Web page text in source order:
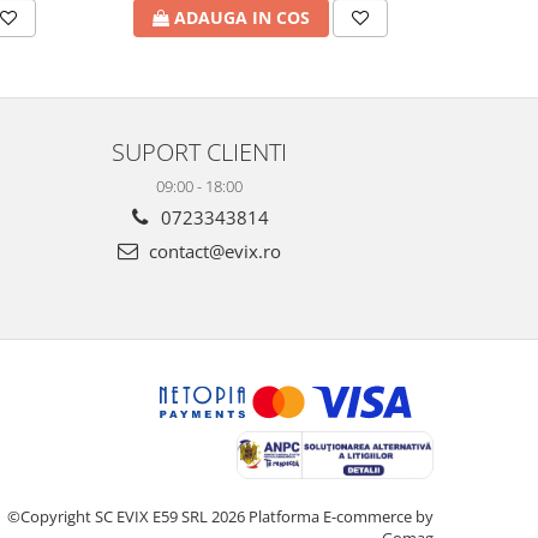
ADAUGA IN COS
SUPORT CLIENTI
09:00 - 18:00
0723343814
contact@evix.ro
©Copyright SC EVIX E59 SRL 2026 Platforma E-commerce by